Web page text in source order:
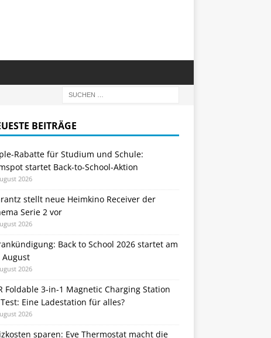
BEITRÄGE
Rabatte für Studium und Schule:
startet Back-to-School-Aktion
2026
stellt neue Heimkino Receiver der
Serie 2 vor
2026
Back to School 2026 startet am
August
2026
Foldable 3-in-1 Magnetic Charging Station
Eine Ladestation für alles?
2026
sparen: Eve Thermostat macht die